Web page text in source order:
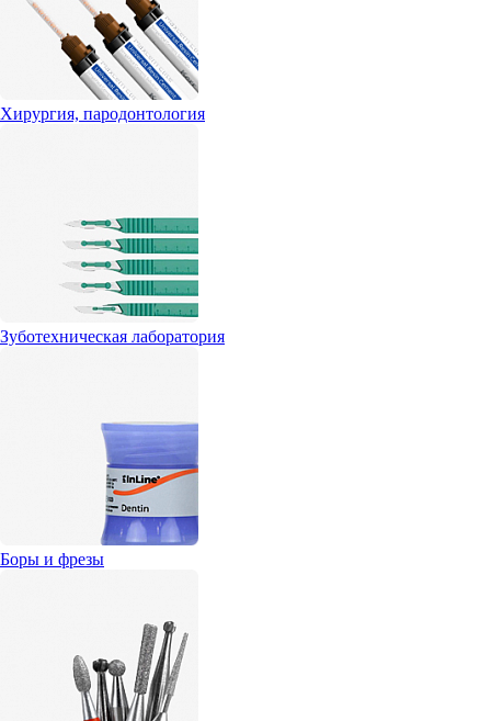
Хирургия, пародонтология
Зуботехническая лаборатория
Боры и фрезы